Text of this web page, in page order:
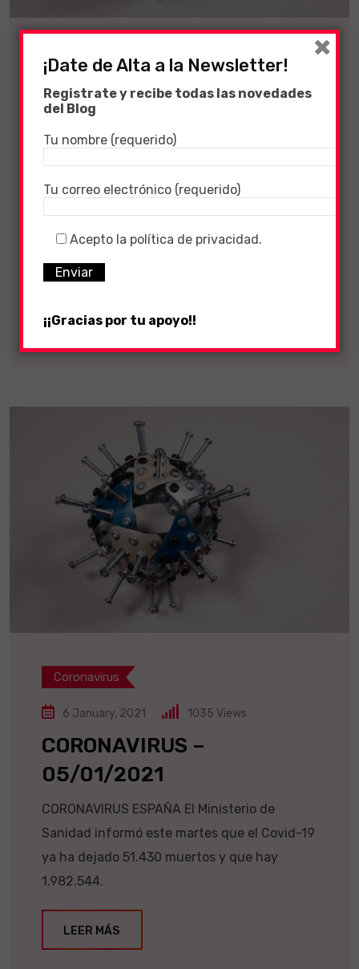
Coronavirus
7 January, 2021 911Views
CORONAVIRUS –
06/01/2021
CORONAVIRUS ESPAÑA Los casos globales
ascienden a 84,7 millones de contagiados,
con 1,85 millones de muertes en todo el
mundo..
LEER MÁS
Coronavirus
6 January, 2021 1035 Views
CORONAVIRUS –
05/01/2021
CORONAVIRUS ESPAÑA El Ministerio de
Sanidad informó este martes que el Covid-19
ya ha dejado 51.430 muertos y que hay
1.982.544.
LEER MÁS
¡Date de Alta a la Newsletter!
Registrate y recibe todas las novedades
del Blog
Tu nombre (requerido)
Tu correo electrónico (requerido)
Acepto la política de privacidad.
¡¡Gracias por tu apoyo!!
×